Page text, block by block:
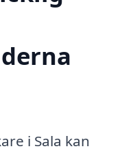
i Sala kan